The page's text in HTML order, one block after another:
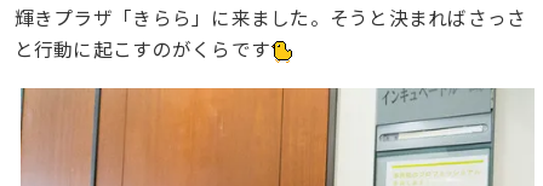
輝きプラザ「きらら」に来ました。そうと決まればさっさ
と行動に起こすのがくらです